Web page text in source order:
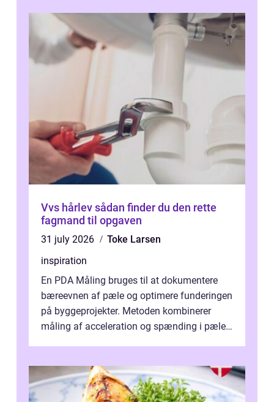
Vvs hårlev sådan finder du den rette
fagmand til opgaven
31 july 2026
Toke Larsen
inspiration
En PDA Måling bruges til at dokumentere
bæreevnen af pæle og optimere funderingen
på byggeprojekter. Metoden kombinerer
måling af acceleration og spænding i pælen,